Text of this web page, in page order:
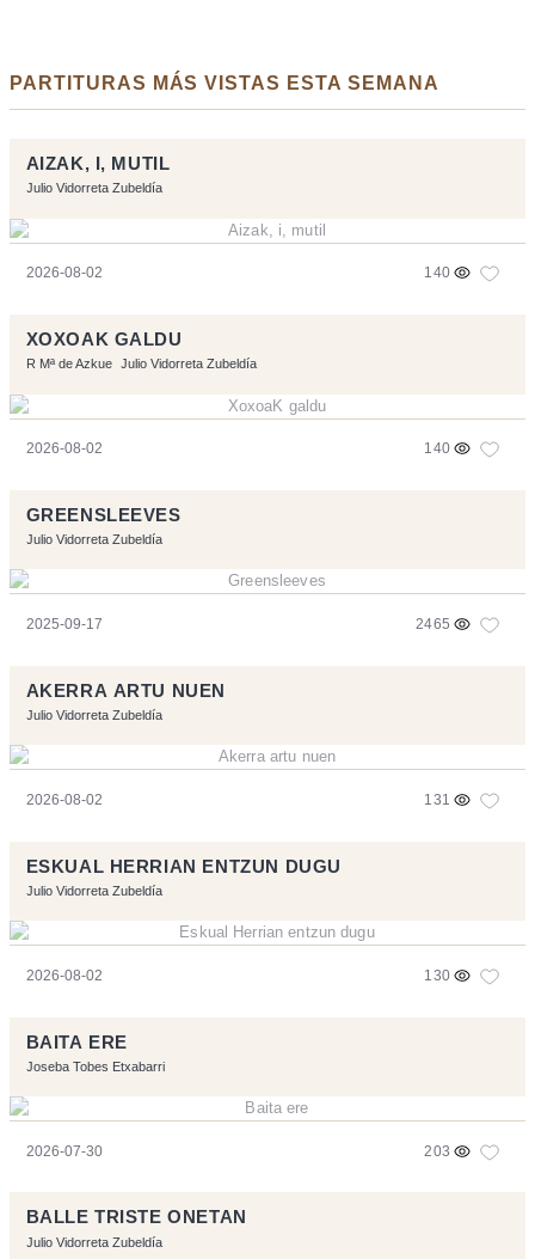
PARTITURAS MÁS VISTAS ESTA SEMANA
AIZAK, I, MUTIL
Julio Vidorreta Zubeldía
2026-08-02 140
XOXOAK GALDU
R Mª de Azkue Julio Vidorreta Zubeldía
2026-08-02 140
GREENSLEEVES
Julio Vidorreta Zubeldía
2025-09-17 2465
AKERRA ARTU NUEN
Julio Vidorreta Zubeldía
2026-08-02 131
ESKUAL HERRIAN ENTZUN DUGU
Julio Vidorreta Zubeldía
2026-08-02 130
BAITA ERE
Joseba Tobes Etxabarri
2026-07-30 203
BALLE TRISTE ONETAN
Julio Vidorreta Zubeldía